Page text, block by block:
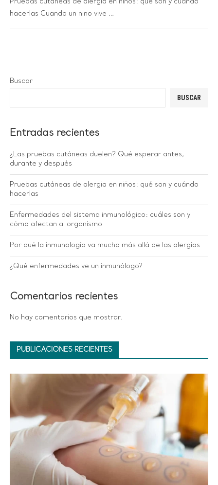
Pruebas cutáneas de alergia en niños: qué son y cuándo
hacerlas Cuando un niño vive …
Buscar
BUSCAR
Entradas recientes
¿Las pruebas cutáneas duelen? Qué esperar antes,
durante y después
Pruebas cutáneas de alergia en niños: qué son y cuándo
hacerlas
Enfermedades del sistema inmunológico: cuáles son y
cómo afectan al organismo
Por qué la inmunología va mucho más allá de las alergias
¿Qué enfermedades ve un inmunólogo?
Comentarios recientes
No hay comentarios que mostrar.
PUBLICACIONES RECIENTES